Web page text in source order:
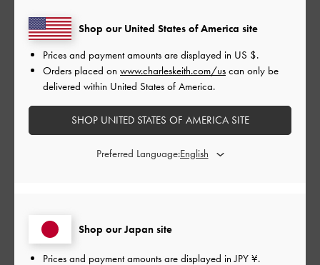
他とデザイン違うくてかわいい
使いやすい
サイズ: その他（シューズ以外） |カラー: ブラウン系
デザイン
とてもよかった
もっと見る Shop our Japan site
Prices and payment amounts are displayed inJPY ¥.
Shop our United States of America site
Prices and payment amounts are displayed in US $.
Orders placed on www.charleskeith.com/us can only be
delivered within United States of America.
SHOP UNITED STATES OF AMERICA SITE
Preferred Language: